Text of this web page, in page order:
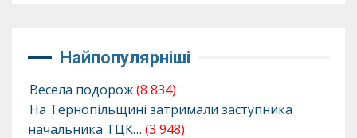
Найпопулярніші
Весела подорож(8 834)
На Тернопільщині затримали заступника
начальника ТЦК… (3 948)